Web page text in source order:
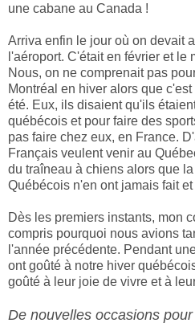
une cabane au Canada !
Arriva enfin le jour où on devait
l'aéroport. C'était en février et le
Nous, on ne comprenait pas
Montréal en hiver alors que
été. Eux, ils disaient qu'ils
québécois et pour faire des
pas faire chez eux, en France.
Français veulent venir au
du traîneau à chiens alors que
Québécois n'en ont jamais fait
Dès les premiers instants, mon
compris pourquoi nous avions
l'année précédente. Pendant
ont goûté à notre hiver
goûté à leur joie de vivre et à
De nouvelles occasions